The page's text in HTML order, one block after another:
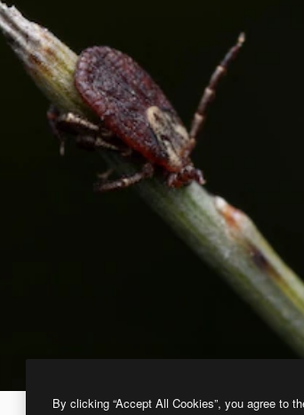
By clicking “Accept All Cookies”, you agree to